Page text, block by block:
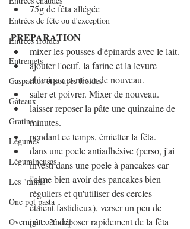
Entrées de fête ou d'exception
Entrées froides
Entremets
Gaspachos et soupes froides
Gâteaux
Gratins
Légumes
Légumineuses
Les "minis"
One pot pasta
Overnight oatmeal
75g de fêta allégée
PREPARATION
mixer les pousses d'épinards avec le lait.
ajouter l'oeuf, la farine et la levure
chimique et mixer de nouveau.
saler et poivrer. Mixer de nouveau.
laisser reposer la pâte une quinzaine de
minutes.
pendant ce temps, émietter la fêta.
dans une poele antiadhésive (perso, j'ai
investi dans une poele à pancakes car
j'aime bien avoir des pancakes bien
réguliers et qu'utiliser des cercles
étaient fastidieux), verser un peu de
pâte. Y déposer rapidement de la fêta